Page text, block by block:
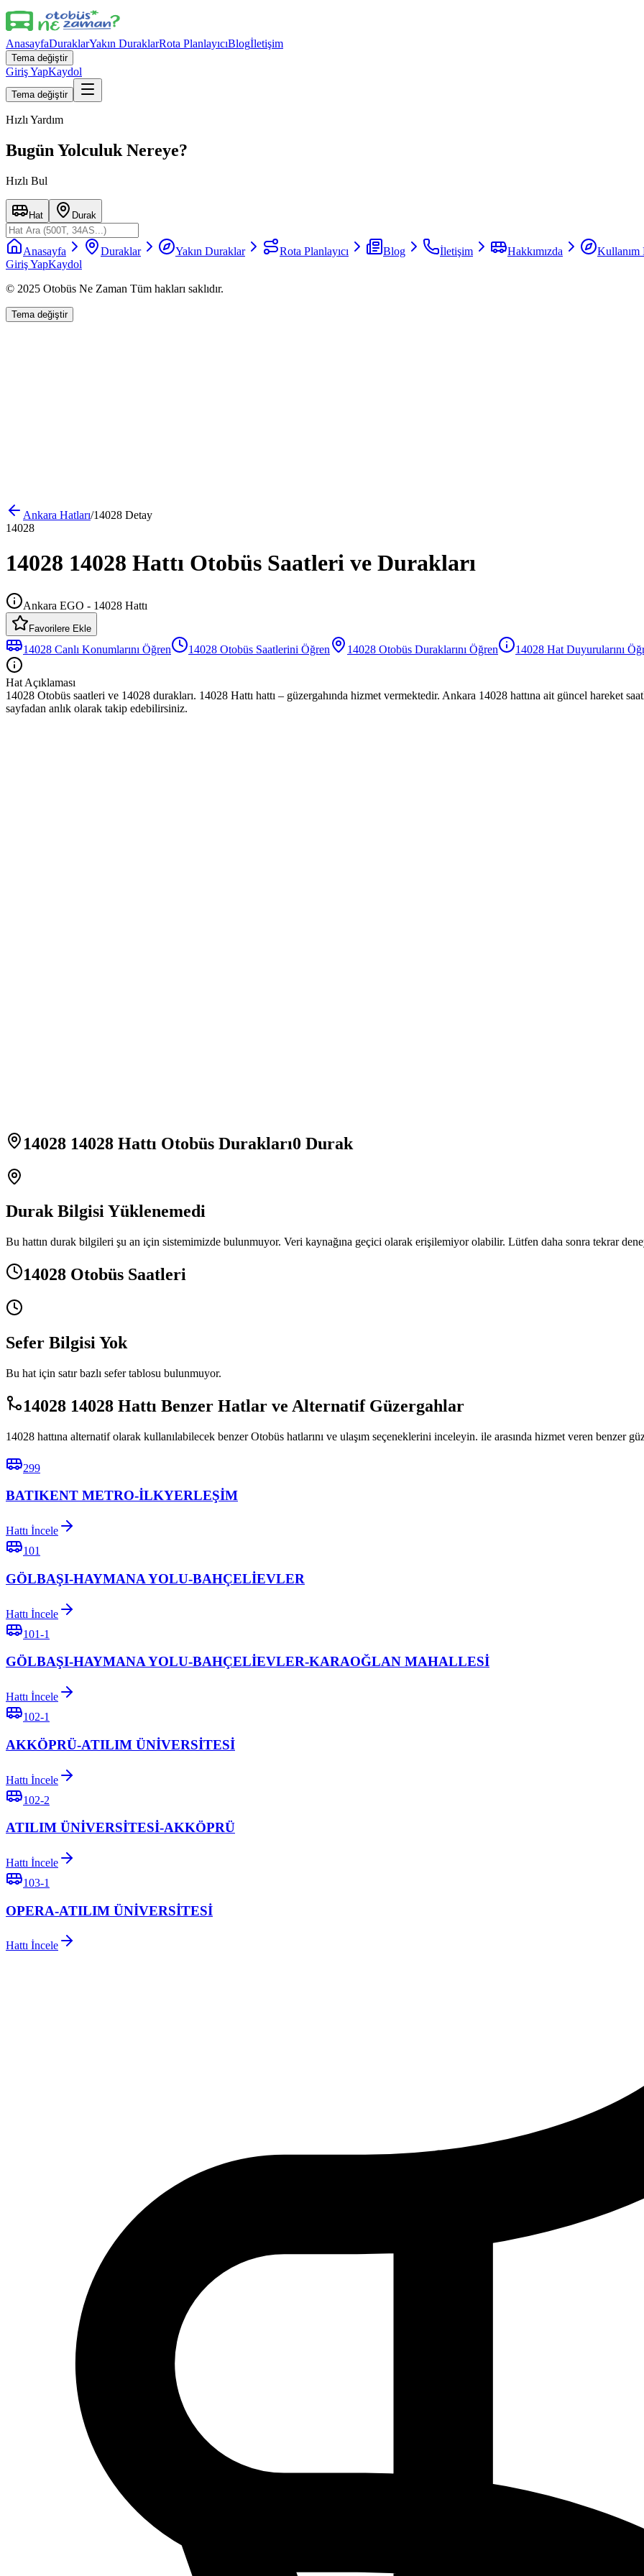
AnasayfaDuraklarYakın DuraklarRota PlanlayıcıBlogİletişim
Tema değiştir
Giriş YapKaydol
Tema değiştir
Hızlı Yardım
Bugün Yolculuk Nereye?
Hızlı Bul
Hat Durak
Anasayfa Duraklar Yakın Duraklar Rota Planlayıcı Blog İletişim Hakkımızda
Kullanım
Giriş YapKaydol
© 2025 Otobüs Ne Zaman Tüm hakları saklıdır.
Tema değiştir
Ankara Hatları/14028 Detay
14028
14028 14028 Hattı Otobüs Saatleri ve Durakları
Ankara EGO - 14028 Hattı
Favorilere Ekle
14028 Canlı Konumlarını Öğren 14028 Otobüs Saatlerini Öğren 14028 Otobüs Duraklarını Öğren 14028 Hat Duyurularını
Hat Açıklaması
14028 Otobüs saatleri ve 14028 durakları. 14028 Hattı hattı – güzergahında hizmet vermektedir. Ankara 14028 hattına ait güncel hareket
sayfadan anlık olarak takip edebilirsiniz.
14028 14028 Hattı Otobüs Durakları0 Durak
Durak Bilgisi Yüklenemedi
Bu hattın durak bilgileri şu an için sistemimizde bulunmuyor. Veri kaynağına geçici olarak erişilemiyor olabilir. Lütfen daha sonra tekrar
14028 Otobüs Saatleri
Sefer Bilgisi Yok
Bu hat için satır bazlı sefer tablosu bulunmuyor.
14028 14028 Hattı Benzer Hatlar ve Alternatif Güzergahlar
14028 hattına alternatif olarak kullanılabilecek benzer Otobüs hatlarını ve ulaşım seçeneklerini inceleyin. ile arasında hizmet veren benzer
299
BATIKENT METRO-İLKYERLEŞİM
Hattı İncele
101
GÖLBAŞI-HAYMANA YOLU-BAHÇELİEVLER
Hattı İncele
101-1
GÖLBAŞI-HAYMANA YOLU-BAHÇELİEVLER-KARAOĞLAN MAHALLESİ
Hattı İncele
102-1
AKKÖPRÜ-ATILIM ÜNİVERSİTESİ
Hattı İncele
102-2
ATILIM ÜNİVERSİTESİ-AKKÖPRÜ
Hattı İncele
103-1
OPERA-ATILIM ÜNİVERSİTESİ
Hattı İncele